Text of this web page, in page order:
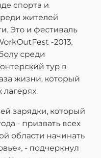
спорта и
жителей
Это и фестиваль
-2013,
среди
тур в
жизни, который
лагерях.
зарядки, который
- призвать всех
области начинать
- подчеркнул